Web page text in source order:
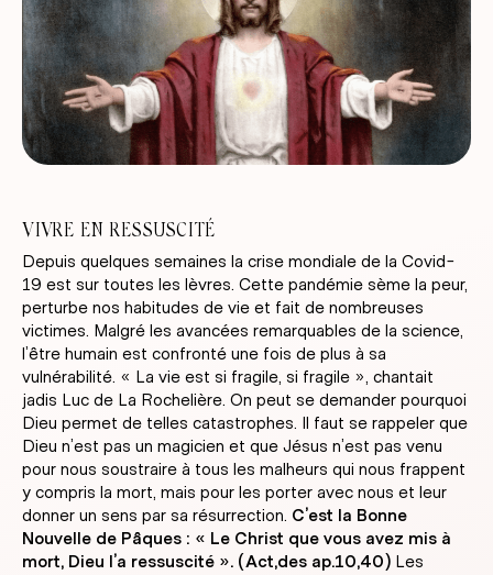
VIVRE EN RESSUSCITÉ
Depuis quelques semaines la crise mondiale de la Covid-
19 est sur toutes les lèvres. Cette pandémie sème la peur,
perturbe nos habitudes de vie et fait de nombreuses
victimes. Malgré les avancées remarquables de la science,
l’être humain est confronté une fois de plus à sa
vulnérabilité. « La vie est si fragile, si fragile », chantait
jadis Luc de La Rochelière. On peut se demander pourquoi
Dieu permet de telles catastrophes. Il faut se rappeler que
Dieu n’est pas un magicien et que Jésus n’est pas venu
pour nous soustraire à tous les malheurs qui nous frappent
y compris la mort, mais pour les porter avec nous et leur
donner un sens par sa résurrection. C’est la Bonne
Nouvelle de Pâques : « Le Christ que vous avez mis à
mort, Dieu l’a ressuscité ». (Act,des ap.10,40) Les